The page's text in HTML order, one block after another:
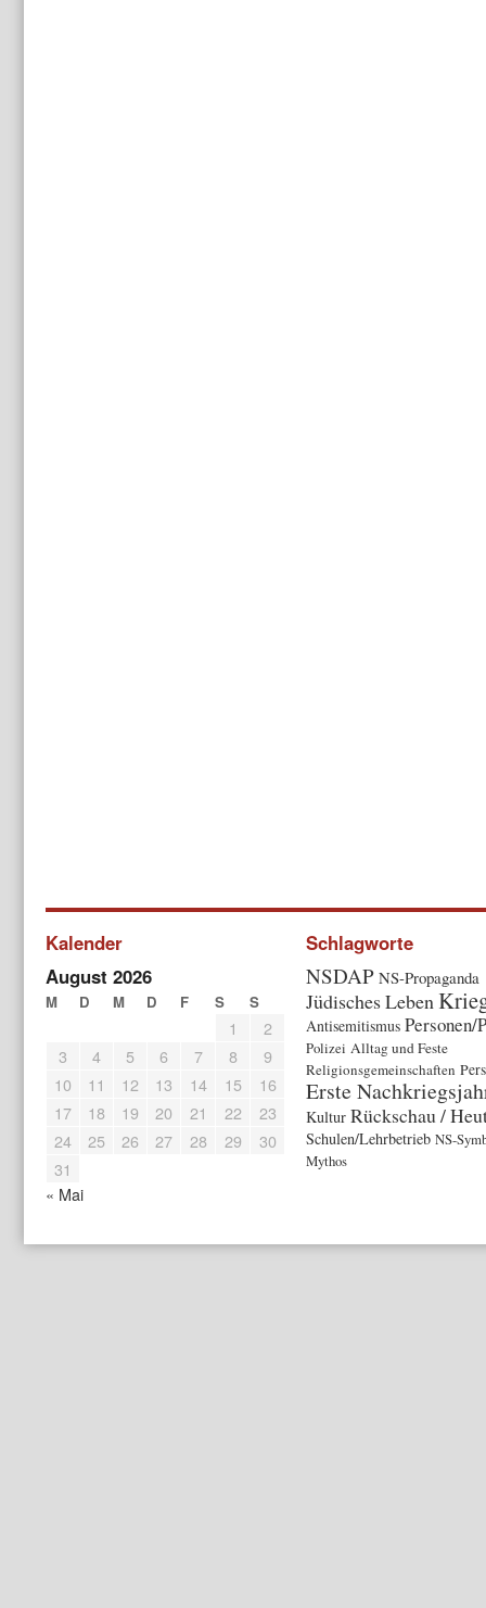
Kalender
August 2026
M D M D F S S
« Mai
1
2
3
4 5 6 7 8
9
10
11 12 13 14 15
16
17
18 19 20 21 22
23
24
25 26 27 28 29
30
31
Schlagworte
NSDAP NS-Propaganda
Jüdisches Leben
Antisemitismus Personen/
Polizei Alltag und Feste
Religionsgemeinschaften
Erste
Kultur Rückschau /
Schulen/Lehrbetrieb NS-
Mythos